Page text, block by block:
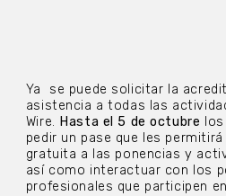
Ya se puede solicitar la
asistencia a todas las
Wire. Hasta el 5 de octubre
pedir un pase que les
gratuita a las ponencias y
así como interactuar con los
profesionales que participen